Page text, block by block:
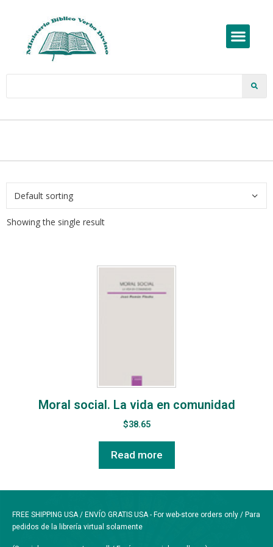
Showing the single result
Moral social. La vida en comunidad
$38.65
Read more
FREE SHIPPING USA / ENVÍO GRATIS USA - For web-store orders only / Para
pedidos de la librería virtual solamente